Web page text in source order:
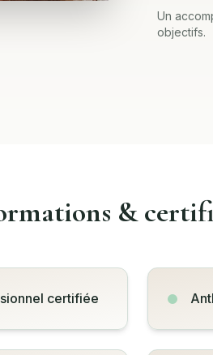
Un
objectifs.
&
certifiée